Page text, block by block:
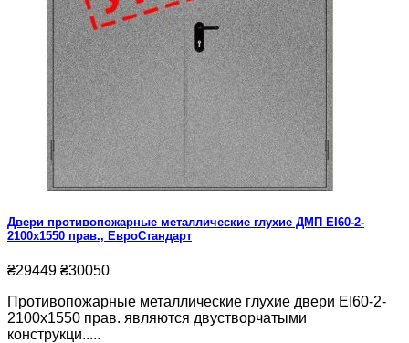
Двери противопожарные металлические глухие ДМП ЕІ60-2-
2100x1550 прав., ЕвроСтандарт
₴29449 ₴30050
Противопожарные металлические глухие двери ЕІ60-2-
2100x1550 прав. являются двустворчатыми
конструкци.....